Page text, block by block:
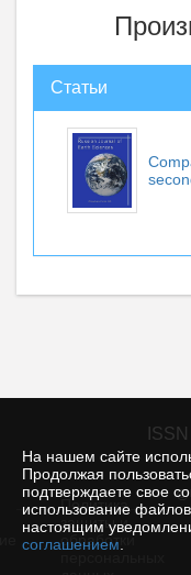
На нашем сайте
Продолжая
подтверждаете свое
использование
настоящим
соглашением
Статьи
©
Политика
защиты и
обработки